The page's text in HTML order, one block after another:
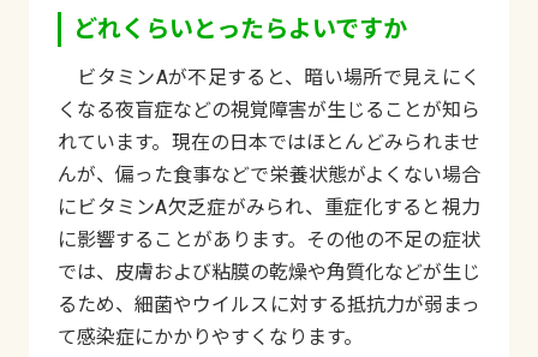
どれくらいとったらよいですか
ビタミンAが不足すると、暗い場所で見えにく
くなる夜盲症などの視覚障害が生じることが知ら
れています。現在の日本ではほとんどみられませ
んが、偏った食事などで栄養状態がよくない場合
にビタミンA欠乏症がみられ、重症化すると視力
に影響することがあります。その他の不足の症状
では、皮膚および粘膜の乾燥や角質化などが生じ
るため、細菌やウイルスに対する抵抗力が弱まっ
て感染症にかかりやすくなります。